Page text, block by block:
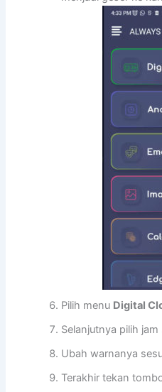
Pilih menu Digital
Selanjutnya pilih
Ubah warnanya
Terakhir tekan